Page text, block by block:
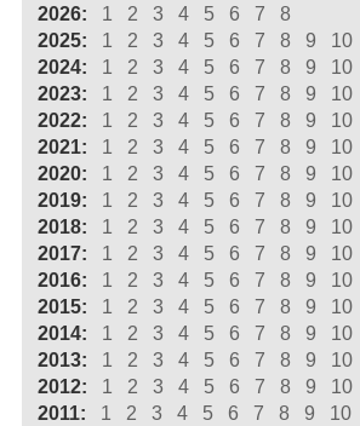
2026: 1 2 3 4 5 6 7
8
2025:
1 2 3 4 5 6 7 8 9 10
2024:
1 2 3 4 5 6 7 8 9 10
2023:
1 2 3 4 5 6 7 8 9 10
2022:
1 2 3 4 5 6 7 8 9 10
2021:
1 2 3 4 5 6 7 8 9 10
2020:
1 2 3 4 5 6 7 8 9 10
2019:
1 2 3 4 5 6 7 8 9 10
2018:
1 2 3 4 5 6 7 8 9 10
2017:
1 2 3 4 5 6 7 8 9 10
2016:
1 2 3 4 5 6 7 8 9 10
2015:
1 2 3 4 5 6 7 8 9 10
2014:
1 2 3 4 5 6 7 8 9 10
2013:
1 2 3 4 5 6 7 8 9 10
2012:
1 2 3 4 5 6 7 8 9 10
2011:
1 2 3 4 5 6 7 8 9 10